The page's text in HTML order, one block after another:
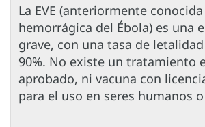
La EVE (anteriormente
hemorrágica del Ébola) es una
grave, con una tasa de
90%. No existe un tratamiento
aprobado, ni vacuna con
para el uso en seres humanos